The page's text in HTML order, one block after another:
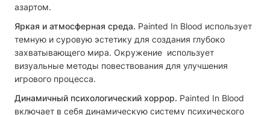
азартом.
Яркая и атмосферная среда. Painted In Blood использует
темную и суровую эстетику для создания глубоко
захватывающего мира. Окружение использует
визуальные методы повествования для улучшения
игрового процесса.
Динамичный психологический хоррор. Painted In Blood
включает в себя динамическую систему психического